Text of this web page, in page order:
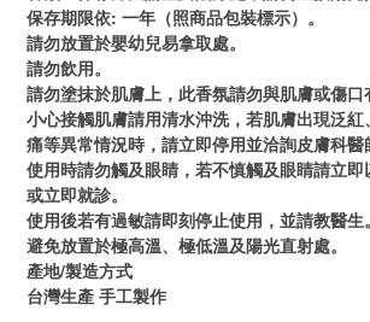
保存期限依: 一年（照商品包裝標示）。
請勿放置於嬰幼兒易拿取處。
請勿飲用。
請勿塗抹於肌膚上，此香氛請勿與肌膚或傷
小心接觸肌膚請用清水沖洗，若肌膚出現泛
痛等異常情況時，請立即停用並洽詢皮膚科醫
使用時請勿觸及眼睛，若不慎觸及眼睛請立即
或立即就診。
使用後若有過敏請即刻停止使用，並請教醫生。
避免放置於極高溫、極低溫及陽光直射處。
產地/製造方式
台灣生產 手工製作